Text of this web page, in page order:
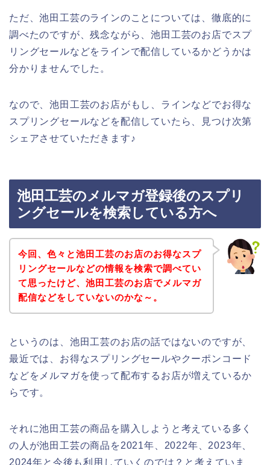
ただ、池田工芸のラインのことについては、徹底的に
調べたのですが、残念ながら、池田工芸のお店でスプ
リングセールなどをラインで配信しているかどうかは
分かりませんでした。
なので、池田工芸のお店がもし、ラインなどでお得な
スプリングセールなどを配信していたら、見つけ次第
シェアさせていただきます♪
池田工芸のメルマガ登録後のスプリ
ングセールを検索している方へ
今回、色々と池田工芸のお店のお得なスプ
リングセールなどの情報を検索で調べてい
て思ったけど、池田工芸のお店でメルマガ
配信などをしていないのかな～。
というのは、池田工芸のお店の話ではないのですが、
最近では、お得なスプリングセールやクーポンコード
などをメルマガを使って配布するお店が増えているか
らです。
それに池田工芸の商品を購入しようと考えている多く
の人が池田工芸の商品を2021年、2022年、2023年、
2024年と今後も利用していくのでは？と考えていま